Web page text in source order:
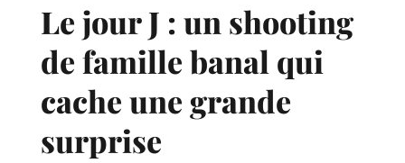
Le jour J : un shooting
de famille banal qui
cache une grande
surprise